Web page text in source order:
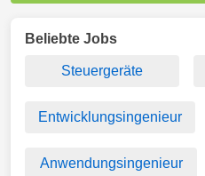
Beliebte Jobs
Steuergeräte
Entwicklungsingenieur
Anwendungsingenieur